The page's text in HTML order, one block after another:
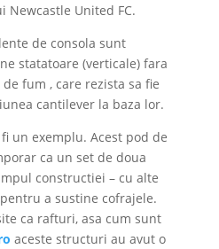
Newcastle United FC.
de consola sunt
statatoare (verticale) fara
fum , care rezista sa fie
cantilever la baza lor.
un exemplu. Acest pod de
ca un set de doua
constructiei – cu alte
a sustine cofrajele.
ca rafturi, asa cum sunt
aceste structuri au avut o